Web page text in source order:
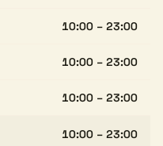
10:00 – 23:00
10:00 – 23:00
10:00 – 23:00
10:00 – 23:00